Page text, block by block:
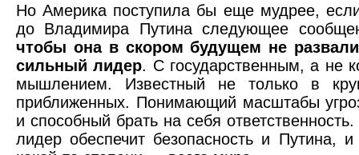
Но Америка поступила бы еще мудрее,
до Владимира Путина следующее
чтобы она в скором будущем не
сильный лидер. С государственным, а не
мышлением. Известный не только в
приближенных. Понимающий масштабы
и способный брать на себя ответственность.
лидер обеспечит безопасность и Путина,